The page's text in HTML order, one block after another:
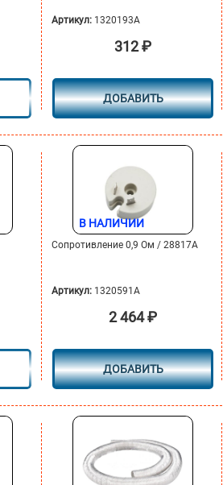
Артикул: 1320193A
312₽
ДОБАВИТЬ
В НАЛИЧИИ
Сопротивление 0,9 Ом / 28817A
Артикул: 1320591A
2 464₽
ДОБАВИТЬ